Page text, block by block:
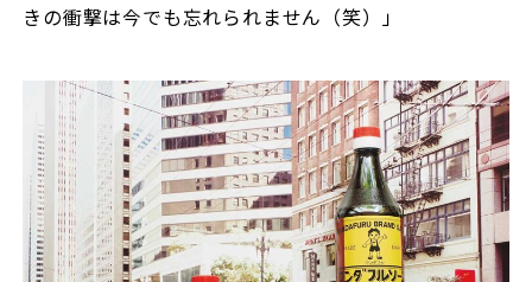
きの衝撃は今でも忘れられません（笑）」